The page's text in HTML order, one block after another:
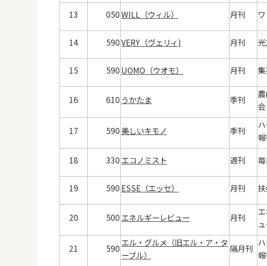
13 050WILL（ウィル） 月刊
14 590VERY（ヴェリィ) 月刊
15 590 UOMO（ウオモ） 月刊
16 610 うかたま 季刊
会
17 590 美しいキモノ 季刊
18 330 エコノミスト 週刊
19 590 ESSE（エッセ） 月刊
20 500 エネルギーレビュー 月刊
21 590
エル・グルメ（旧エル・ア・タ
ーブル）
隔月刊